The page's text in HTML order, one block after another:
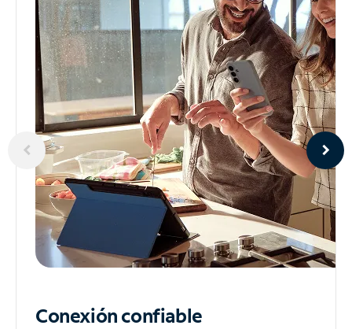
Conexión confiable